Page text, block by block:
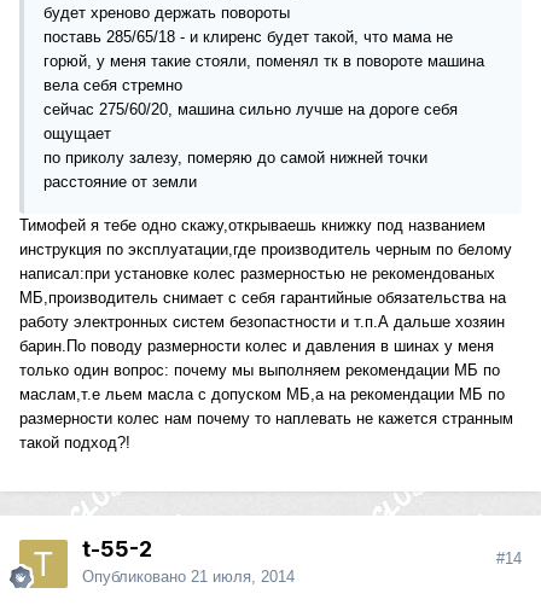
будет хреново держать повороты
поставь 285/65/18 - и клиренс будет такой, что мама не
горюй, у меня такие стояли, поменял тк в повороте машина
вела себя стремно
сейчас 275/60/20, машина сильно лучше на дороге себя
ощущает
по приколу залезу, померяю до самой нижней точки
расстояние от земли
Тимофей я тебе одно скажу,открываешь книжку под названием
инструкция по эксплуатации,где производитель черным по белому
написал:при установке колес размерностью не рекомендованых
МБ,производитель снимает с себя гарантийные обязательства на
работу электронных систем безопастности и т.п.А дальше хозяин
барин.По поводу размерности колес и давления в шинах у меня
только один вопрос: почему мы выполняем рекомендации МБ по
маслам,т.е льем масла с допуском МБ,а на рекомендации МБ по
размерности колес нам почему то наплевать не кажется странным
такой подход?!
t-55-2
Опубликовано 21 июля, 2014
#14